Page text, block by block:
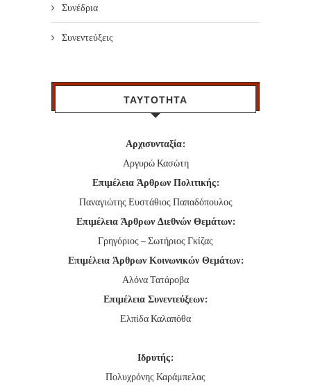
Συνέδρια
Συνεντεύξεις
ΤΑΥΤΟΤΗΤΑ
Αρχισυνταξία:
Αργυρώ Κασώτη
Επιμέλεια Άρθρων Πολιτικής:
Παναγιώτης Ευστάθιος Παπαδόπουλος
Επιμέλεια Άρθρων Διεθνών Θεμάτων:
Γρηγόριος – Σωτήριος Γκίζας
Επιμέλεια Άρθρων Κοινωνικών Θεμάτων:
Αλόνα Τατάροβα
Επιμέλεια Συνεντεύξεων:
Ελπίδα Καλαπόθα
Ιδρυτής:
Πολυχρόνης Καράμπελας